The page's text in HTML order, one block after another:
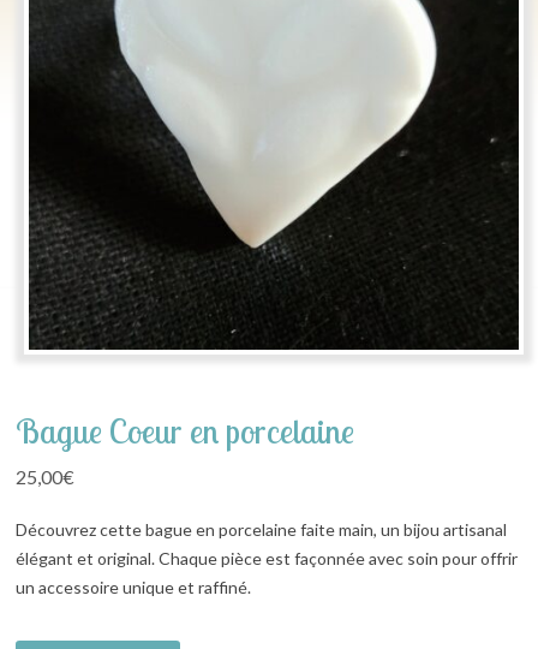
Bague Coeur en porcelaine
25,00€
Découvrez cette bague en porcelaine faite main, un bijou artisanal
élégant et original. Chaque pièce est façonnée avec soin pour offrir
un accessoire unique et raffiné.
Alternative: